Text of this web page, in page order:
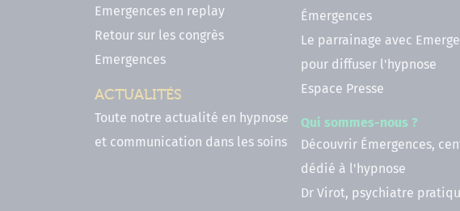
Emergences en replay
Retour sur les congrès
Emergences
ACTUALITÉS
Toute notre actualité en hypnose
et communication dans les soins
Émergences
Le parrainage avec
pour diffuser l'hypnose
Espace Presse
Qui sommes-nous ?
Découvrir Émergences,
dédié à l'hypnose
Dr Virot, psychiatre